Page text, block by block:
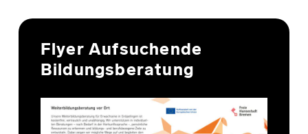
Flyer Aufsuchende
Bildungsberatung